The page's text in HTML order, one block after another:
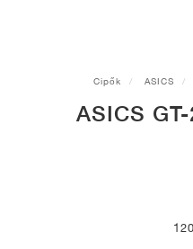
Cipők ASICS
ASICS